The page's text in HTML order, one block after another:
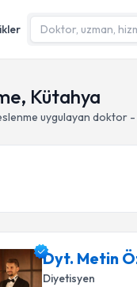
Kütahya
uygulayan doktor -
Dyt. Metin
Diyetisyen